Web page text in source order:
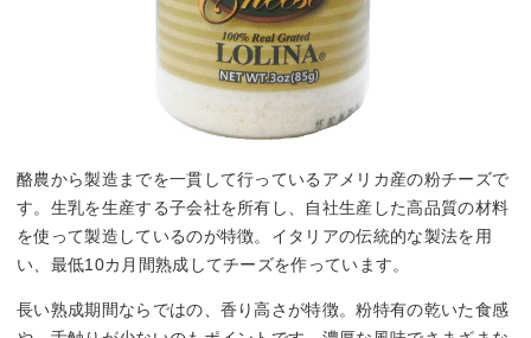
酪農から製造までを一貫して行っているアメリカ産の粉チーズで
す。生乳を生産する子会社を所有し、自社生産した高品質の材料
を使って製造しているのが特徴。イタリアの伝統的な製法を用
い、最低10カ月間熟成してチーズを作っています。
長い熟成期間ならではの、香り高さが特徴。粉特有の乾いた食感